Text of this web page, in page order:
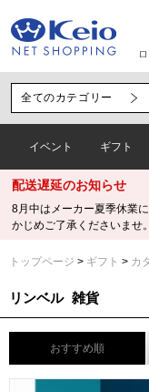
イベント ギフト
配送遅延のお知らせ
8月中はメーカー夏季休業
かじめご了承くださいませ。
トップページ ギフト カ
リンベル 雑貨
おすすめ順